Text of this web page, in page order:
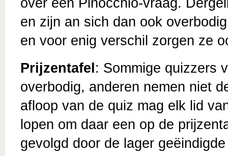
en zijn an sich dan ook
en voor enig verschil zorgen ze
Prijzentafel : Sommige quizzers
overbodig, anderen nemen niet
afloop van de quiz mag elk lid
lopen om daar een op de
gevolgd door de lager